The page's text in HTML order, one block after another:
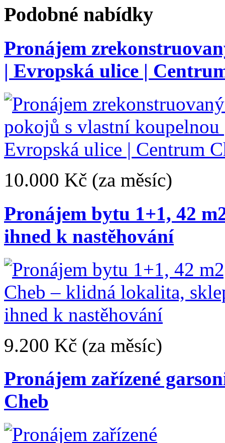
Podobné nabídky
Pronájem
| Evropská ulice |
10.000 Kč (za měsíc)
Pronájem bytu 1+1, 42
ihned k nastěhování
9.200 Kč (za měsíc)
Pronájem zařízené
Cheb